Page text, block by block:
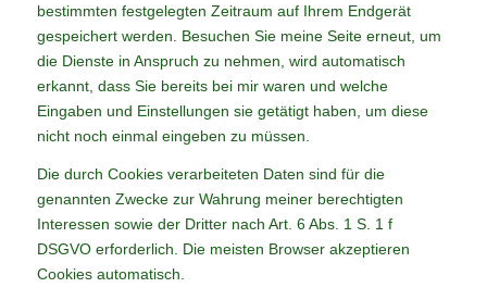
bestimmten festgelegten Zeitraum auf Ihrem Endgerät
gespeichert werden. Besuchen Sie meine Seite erneut, um
die Dienste in Anspruch zu nehmen, wird automatisch
erkannt, dass Sie bereits bei mir waren und welche
Eingaben und Einstellungen sie getätigt haben, um diese
nicht noch einmal eingeben zu müssen.
Die durch Cookies verarbeiteten Daten sind für die
genannten Zwecke zur Wahrung meiner berechtigten
Interessen sowie der Dritter nach Art. 6 Abs. 1 S. 1 f
DSGVO erforderlich. Die meisten Browser akzeptieren
Cookies automatisch.